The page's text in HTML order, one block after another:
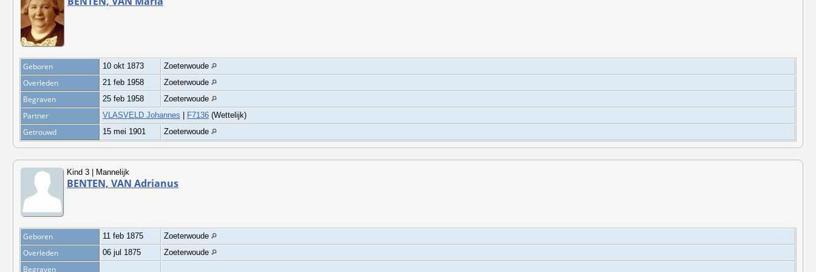
Geboren 10 okt 1873 Zoeterwoude
Overleden 21 feb 1958 Zoeterwoude
Begraven 25 feb 1958 Zoeterwoude
Partner VLASVELD Johannes F7136 (Wettelijk)
Getrouwd 15 mei 1901 Zoeterwoude
Kind 3 | Mannelijk
BENTEN, VAN Adrianus
Geboren 11 feb 1875 Zoeterwoude
Overleden 06 jul 1875 Zoeterwoude
Begraven